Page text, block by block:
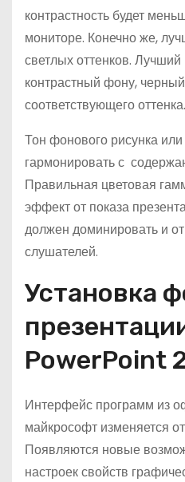
контрастность будет
мониторе. Конечно же,
светлых оттенков. Лучший
контрастный фону,
соответствующего оттенка.
Тон фонового рисунка
гармонировать с
Правильная цветовая
эффект от показа
должен доминировать и
слушателей.
Установка
PowerPoint
Интерфейс программ из
майкрософт изменяется
Появляются новые
настроек свойств